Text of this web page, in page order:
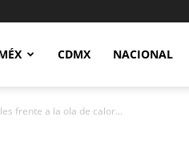
CDMX NACIONAL
frente a la ola de calor...